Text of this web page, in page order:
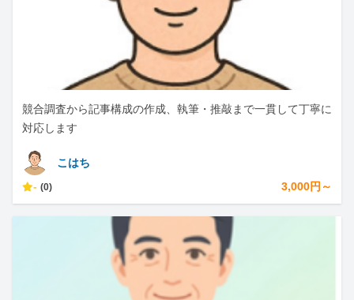
競合調査から記事構成の作成、執筆・推敲まで一貫して丁寧に
対応します
こはち
- (0) 3,000円～